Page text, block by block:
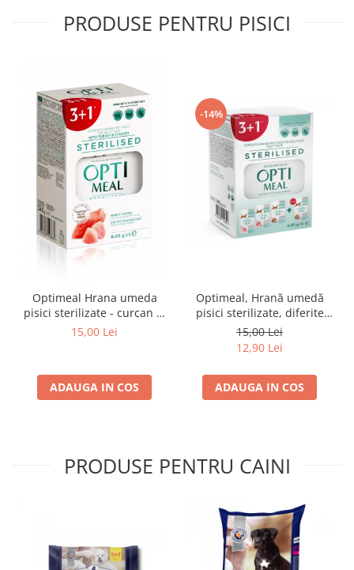
PRODUSE PENTRU PISICI
Optimeal Hrana umeda
pisici sterilizate - curcan si
pui in sos, set 3+1,
15,00 Lei
ADAUGA IN COS
-14%
Optimeal, Hrană umedă
pisici sterilizate, diferite
arome, (3+1), 0.34kg
15,00 Lei
12,90 Lei
ADAUGA IN COS
PRODUSE PENTRU CAINI